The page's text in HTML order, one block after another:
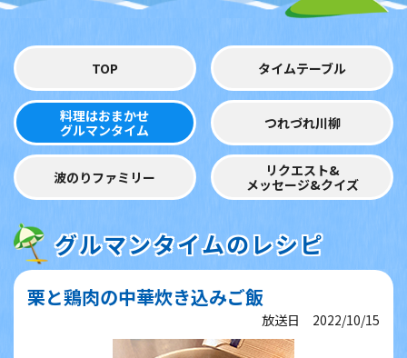
TOP タイムテーブル
料理はおまかせ
グルマンタイム
つれづれ川柳
波のりファミリー
リクエスト&
メッセージ&クイズ
グルマンタイムのレシピ
栗と鶏肉の中華炊き込みご飯
放送日 2022/10/15